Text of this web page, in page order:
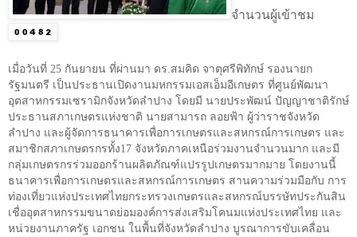
จำนวนผู้เข้าชม
เมื่อวันที่ 25 กันยายน ที่ผ่านมา ดร.สมคิด จาตุศรีพิทักษ์ รองนายก
รัฐมนตรี เป็นประธานเปิดงานมหกรรมเอสเอ็มอีเกษตร ที่ศูนย์พัฒนา
อุตสาหกรรมเซรามิกจังหวัดลำปาง โดยมี นายประพัฒน์ ปัญญาชาติรักษ์
ประธานสภาเกษตรแห่งชาติ นายสามารถ ลอยฟ้า ผู้ว่าราชจังหวัด
ลำปาง และผู้จัดการธนาคารเพื่อการเกษตรและสหกรณ์การเกษตร และ
สมาชิกสภาเกษตรกรทั้ง17 จังหวัดภาคเหนือร่วมงานจำนวนมาก และมี
กลุ่มเกษตรกรร่วมออกร้านผลิตภัณฑ์แปรรูปเกษตรมากมาย โดยงานนี้
ธนาคารเพื่อการเกษตรและสหกรณ์การเกษตร สานความร่วมมือกับ การ
ท่องเที่ยวแห่งประเทศไทยกระทรวงเกษตรและสหกรณ์บรรษัทประกันสิน
เชื่ออุตสาหกรรมขนาดย่อมองค์การส่งเสริมโคนมแห่งประเทศไทย และ
หน่วยงานภาครัฐ เอกชน ในพื้นที่จังหวัดลำปาง บูรณาการขับเคลื่อน